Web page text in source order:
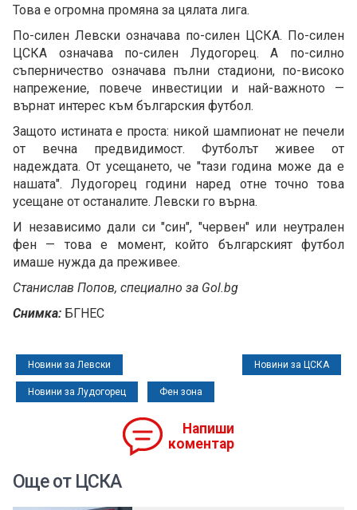
Това е огромна промяна за цялата лига.
По-силен Левски означава по-силен ЦСКА. По-силен
ЦСКА означава по-силен Лудогорец. А по-силно
съперничество означава пълни стадиони, по-високо
напрежение, повече инвестиции и най-важното —
върнат интерес към българския футбол.
Защото истината е проста: никой шампионат не печели
от вечна предвидимост. Футболът живее от
надеждата. От усещането, че "тази година може да е
нашата". Лудогорец години наред отне точно това
усещане от останалите. Левски го върна.
И независимо дали си "син", "червен" или неутрален
фен — това е момент, който българският футбол
имаше нужда да преживее.
Станислав Попов, специално за Gol.bg
Снимка: БГНЕС
Новини за Левски Новини за ЦСКА
Новини за Лудогорец Фен зона
Напиши
коментар
Още от ЦСКА